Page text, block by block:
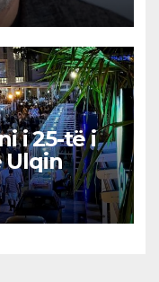
i 25-të i
Ulqin